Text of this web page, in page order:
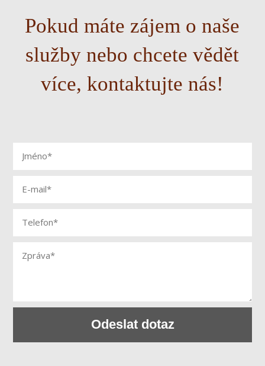
Pokud máte zájem o naše
služby nebo chcete vědět
více, kontaktujte nás!
Odeslat dotaz